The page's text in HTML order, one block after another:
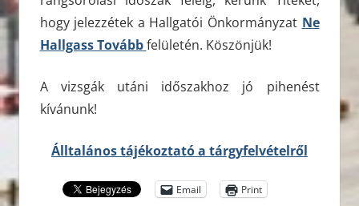
hogy jelezzétek a Hallgatói Önkormányzat Ne
Hallgass Tovább felületén. Köszönjük!
A vizsgák utáni időszakhoz jó pihenést
kívánunk!
Álltalános tájékoztató a tárgyfelvételről
Email Print